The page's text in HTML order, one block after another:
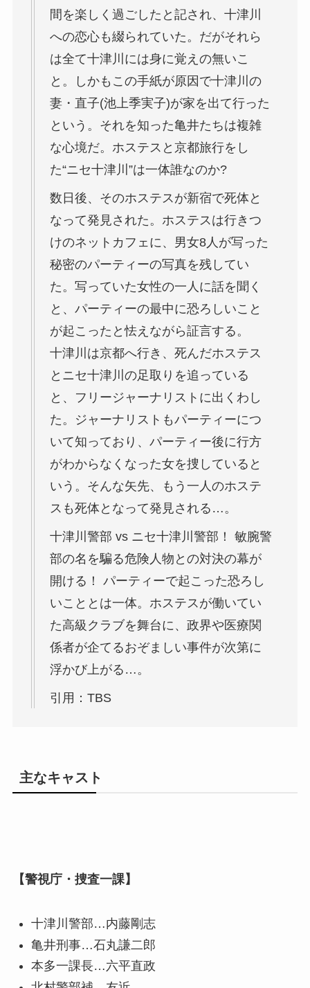
間を楽しく過ごしたと記され、十津川
への恋心も綴られていた。だがそれら
は全て十津川には身に覚えの無いこ
と。しかもこの手紙が原因で十津川の
妻・直子(池上季実子)が家を出て行った
という。それを知った亀井たちは複雑
な心境だ。ホステスと京都旅行をし
た“ニセ十津川”は一体誰なのか?
数日後、そのホステスが新宿で死体と
なって発見された。ホステスは行きつ
けのネットカフェに、男女8人が写った
秘密のパーティーの写真を残してい
た。写っていた女性の一人に話を聞く
と、パーティーの最中に恐ろしいこと
が起こったと怯えながら証言する。
十津川は京都へ行き、死んだホステス
とニセ十津川の足取りを追っている
と、フリージャーナリストに出くわし
た。ジャーナリストもパーティーにつ
いて知っており、パーティー後に行方
がわからなくなった女を捜していると
いう。そんな矢先、もう一人のホステ
スも死体となって発見される…。
十津川警部 vs ニセ十津川警部！ 敏腕警
部の名を騙る危険人物との対決の幕が
開ける！ パーティーで起こった恐ろし
いこととは一体。ホステスが働いてい
た高級クラブを舞台に、政界や医療関
係者が企てるおぞましい事件が次第に
浮かび上がる…。
引用：TBS
主なキャスト
【警視庁・捜査一課】
十津川警部…内藤剛志
亀井刑事…石丸謙二郎
本多一課長…六平直政